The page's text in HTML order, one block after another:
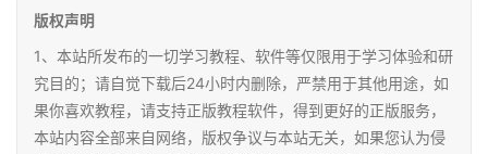
婴
教
版权声明
1、本站所发布的一切学习教程、软件等仅限用于学习体验和研
究目的；请自觉下载后24小时内删除，严禁用于其他用途，如
果你喜欢教程，请支持正版教程软件，得到更好的正版服务，
本站内容全部来自网络，版权争议与本站无关，如果您认为侵